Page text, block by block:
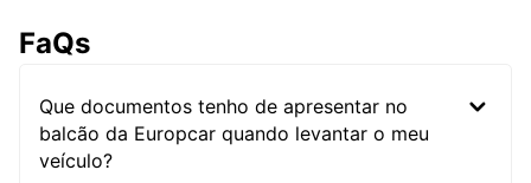
FaQs
Que documentos tenho de apresentar no
balcão da Europcar quando levantar o meu
veículo?